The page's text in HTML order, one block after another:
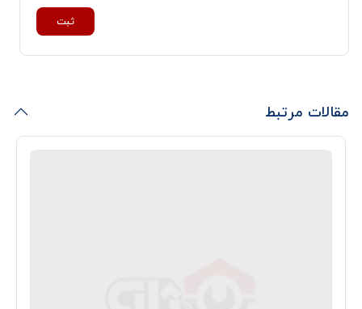
ثبت
مقالات مرتبط